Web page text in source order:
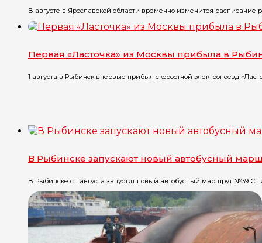
В августе в Ярославской области временно изменится расписание
Первая «Ласточка» из Москвы прибыла в
1 августа в Рыбинск впервые прибыл скоростной электропоезд
В Рыбинске запускают новый автобусный
В Рыбинске с 1 августа запустят новый автобусный маршрут №39 С 1